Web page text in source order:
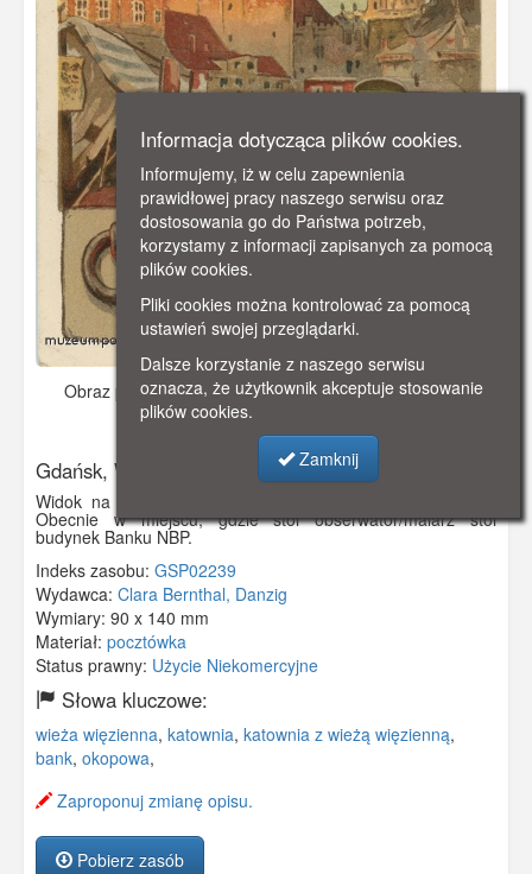
Obraz pochodzi zok. 1890 r.Dodano: 2019-12-09 09:43
Wyświetlono: 3882
Gdańsk, Wieża Więzienna
Widok na Wieżę Więzienną i Katownię z ulicy Okopowej.
Obecnie w miejscu, gdzie stoi obserwator/malarz stoi
budynek Banku NBP.
Indeks zasobu: GSP02239
Wydawca: Clara Bernthal, Danzig
Wymiary: 90 x 140 mm
Materiał: pocztówka
Status prawny: Użycie Niekomercyjne
Słowa kluczowe:
wieża więzienna, katownia, katownia z wieżą więzienną,
bank, okopowa,
Zaproponuj zmianę opisu.
Pobierz zasób
Informacja dotycząca plików cookies.
Informujemy, iż w celu zapewnienia
prawidłowej pracy naszego serwisu oraz
dostosowania go do Państwa potrzeb,
korzystamy z informacji zapisanych za pomocą
plików cookies.
Pliki cookies można kontrolować za pomocą
ustawień swojej przeglądarki.
Dalsze korzystanie z naszego serwisu
oznacza, że użytkownik akceptuje stosowanie
plików cookies.
Zamknij